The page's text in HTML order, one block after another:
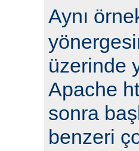
Aynı
üzerinde
Apache
sonra
benzeri